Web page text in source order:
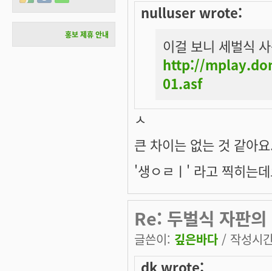
nulluser wrote:
이걸 보니 세벌식
http://
01.asf
ㅅ
큰 차이는 없는 것 같아
'생ㅇㄹㅣ' 라고 찍히는
Re: 두벌식 자판의
글쓴이: 깊은바다 / 작성시
dk wrote:
홍보 제휴 안내